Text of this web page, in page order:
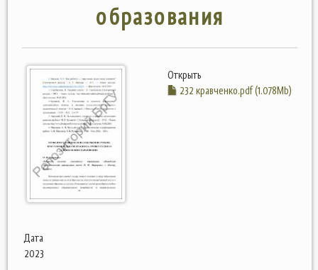
образования
Открыть
232 кравченко.pdf (1.078Mb)
Дата
2023